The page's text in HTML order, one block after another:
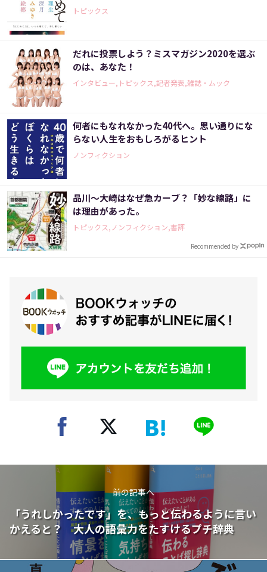
トピックス
だれに投票しよう？ミスマガジン2020を選ぶ
のは、あなた！
インタビュー,トピックス,記者発表,雑誌・ムック
何者にもなれなかった40代へ。思い通りにな
らない人生をおもしろがるヒント
ノンフィクション
品川～大崎はなぜ急カーブ？「妙な線路」に
は理由があった。
トピックス,ノンフィクション,書評
Recommended by
前の記事へ
「うれしかったです」を、もっと伝わるように言い
かえると？ 大人の語彙力をたすけるプチ辞典